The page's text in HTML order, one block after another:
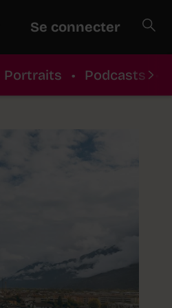
Se connecter
Portraits • Podcasts